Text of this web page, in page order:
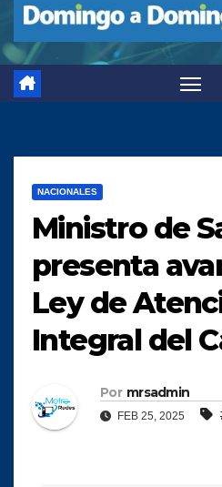
NACIONALES
Ministro de
presenta
Ley de
Integral del
Por mrsadmin
FEB 25, 2025